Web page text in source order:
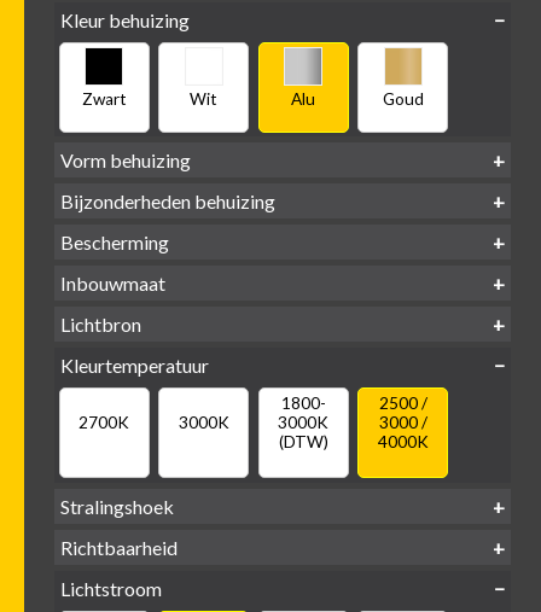
Kleur behuizing
Zwart Wit Alu Goud
Vorm behuizing
Vierkant
Bijzonderheden behuizing
Bescherming
IP65 water-
Inbouwmaat
Ø
Lichtbron
GU10
Kleurtemperatuur
2700K 3000K
1800-
3000K
(DTW)
2500 /
3000 /
4000K
Stralingshoek
Richtbaarheid
Lichtstroom